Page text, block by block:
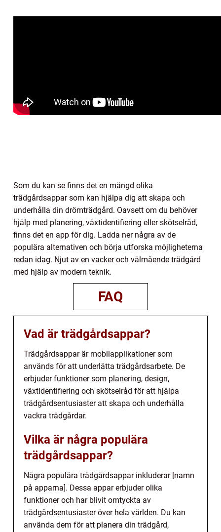
Som du kan se finns det en mängd olika
trädgårdsappar som kan hjälpa dig att skapa och
underhålla din drömträdgård. Oavsett om du behöver
hjälp med planering, växtidentifiering eller skötselråd,
finns det en app för dig. Ladda ner några av de
populära alternativen och börja utforska möjligheterna
redan idag. Njut av en vacker och välmående trädgård
med hjälp av modern teknik.
FAQ
Vad är trädgårdsappar?
Trädgårdsappar är mobilapplikationer som
används för att underlätta trädgårdsarbete. De
erbjuder funktioner som planering, design,
växtidentifiering och skötselråd för att hjälpa
trädgårdsentusiaster att skapa och underhålla
vackra trädgårdar.
Vilka är några populära
trädgårdsappar?
Några populära trädgårdsappar inkluderar [namn
på apparna]. Dessa appar erbjuder olika
funktioner och har blivit omtyckta av
trädgårdsentusiaster över hela världen. Du kan
använda dem för att planera din trädgård,